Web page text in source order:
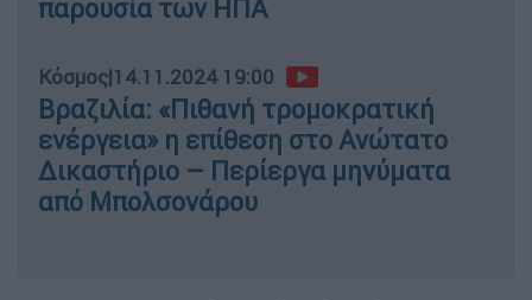
παρουσία των ΗΠΑ
Κόσμος|14.11.2024 19:00
Βραζιλία: «Πιθανή τρομοκρατική
ενέργεια» η επίθεση στο Ανώτατο
Δικαστήριο – Περίεργα μηνύματα
από Μπολσονάρου